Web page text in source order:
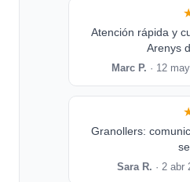
Atención rápida y
Arenys
Marc P. · 12
Granollers:
Sara R. · 2 abr